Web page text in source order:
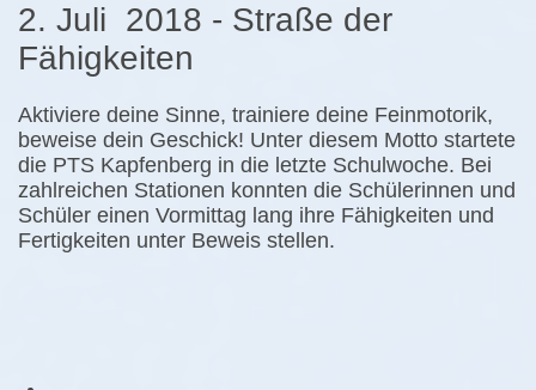
2. Juli 2018 - Straße der
Fähigkeiten
Aktiviere deine Sinne, trainiere deine Feinmotorik,
beweise dein Geschick! Unter diesem Motto startete
die PTS Kapfenberg in die letzte Schulwoche. Bei
zahlreichen Stationen konnten die Schülerinnen und
Schüler einen Vormittag lang ihre Fähigkeiten und
Fertigkeiten unter Beweis stellen.